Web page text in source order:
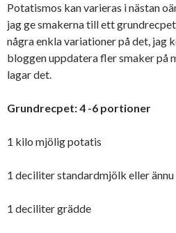
Potatismos kan varieras i nästan
jag ge smakerna till ett
några enkla variationer på det, jag
bloggen uppdatera fler smaker på
lagar det.
Grundrecpet: 4 -6 portioner
1 kilo mjölig potatis
1 deciliter standardmjölk eller
1 deciliter grädde